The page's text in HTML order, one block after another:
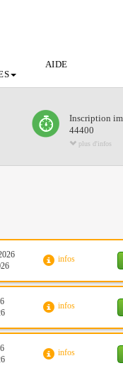
AIDE
Inscription
44400
plus d'infos
infos
infos
infos